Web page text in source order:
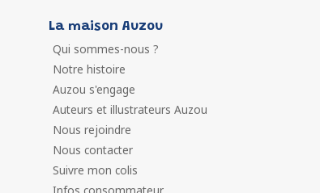
La maison Auzou
Qui sommes-nous ?
Notre histoire
Auzou s'engage
Auteurs et illustrateurs Auzou
Nous rejoindre
Nous contacter
Suivre mon colis